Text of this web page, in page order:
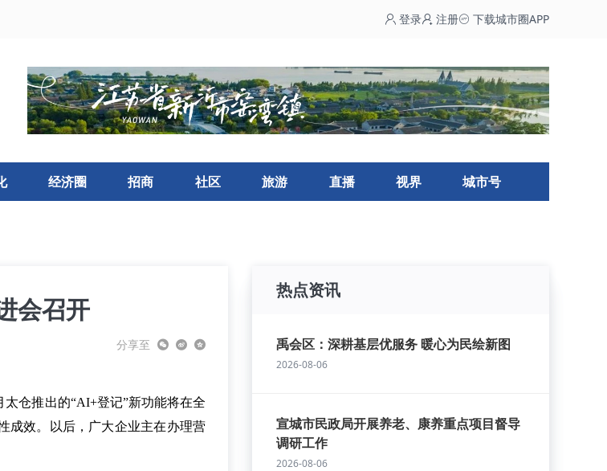
登录 注册 下载城市圈APP
经济圈 招商 社区 旅游 直播 视界 城市号
会召开
分享至
仓推出的“AI+登记”新功能将在全
成效。以后，广大企业主在办理营
热点资讯
禹会区：深耕基层优服务 暖心为民绘新图
2026-08-06
宣城市民政局开展养老、康养重点项目督导
调研工作
2026-08-06